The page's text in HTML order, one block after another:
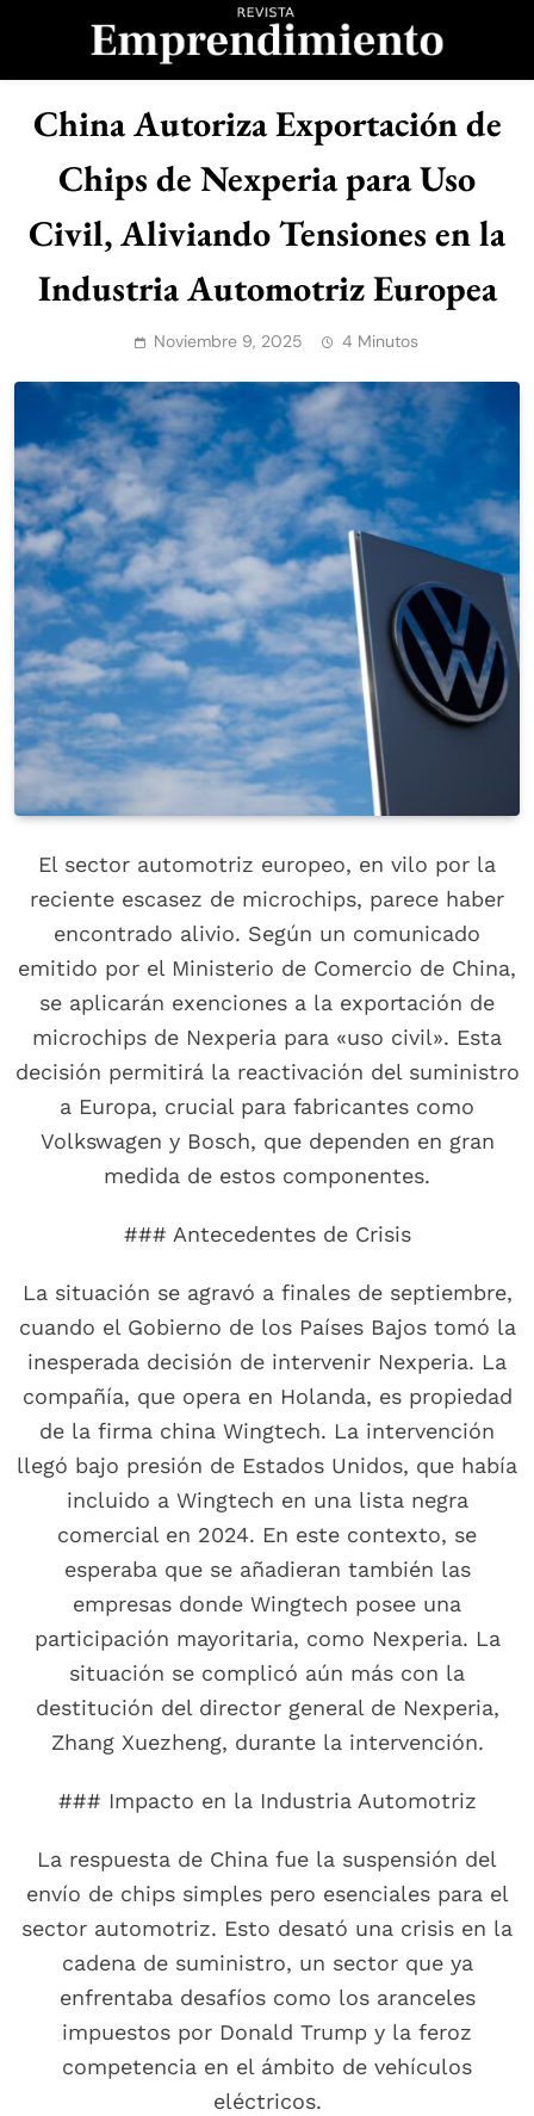
Revista
Emprendimiento
China Autoriza Exportación de
Chips de Nexperia para Uso
Civil, Aliviando Tensiones en la
Industria Automotriz Europea
Noviembre 9, 2025 4 Minutos
El sector automotriz europeo, en vilo por la
reciente escasez de microchips, parece haber
encontrado alivio. Según un comunicado
emitido por el Ministerio de Comercio de China,
se aplicarán exenciones a la exportación de
microchips de Nexperia para «uso civil». Esta
decisión permitirá la reactivación del suministro
a Europa, crucial para fabricantes como
Volkswagen y Bosch, que dependen en gran
medida de estos componentes.
### Antecedentes de Crisis
La situación se agravó a finales de septiembre,
cuando el Gobierno de los Países Bajos tomó la
inesperada decisión de intervenir Nexperia. La
compañía, que opera en Holanda, es propiedad
de la firma china Wingtech. La intervención
llegó bajo presión de Estados Unidos, que había
incluido a Wingtech en una lista negra
comercial en 2024. En este contexto, se
esperaba que se añadieran también las
empresas donde Wingtech posee una
participación mayoritaria, como Nexperia. La
situación se complicó aún más con la
destitución del director general de Nexperia,
Zhang Xuezheng, durante la intervención.
### Impacto en la Industria Automotriz
La respuesta de China fue la suspensión del
envío de chips simples pero esenciales para el
sector automotriz. Esto desató una crisis en la
cadena de suministro, un sector que ya
enfrentaba desafíos como los aranceles
impuestos por Donald Trump y la feroz
competencia en el ámbito de vehículos
eléctricos.